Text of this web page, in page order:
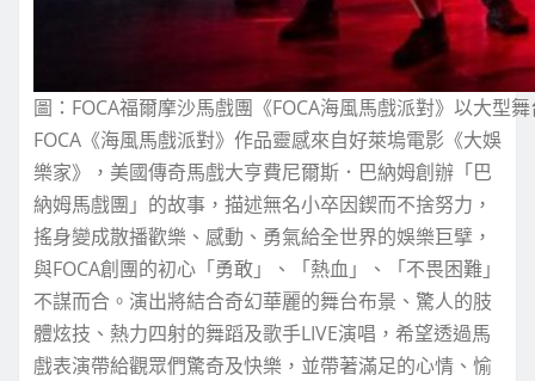
圖：FOCA福爾摩沙馬戲團《FOCA海風馬戲派對》以大型
FOCA《海風馬戲派對》作品靈感來自好萊塢電影《大娛
樂家》，美國傳奇馬戲大亨費尼爾斯．巴納姆創辦「巴
納姆馬戲團」的故事，描述無名小卒因鍥而不捨努力，
搖身變成散播歡樂、感動、勇氣給全世界的娛樂巨擘，
與FOCA創團的初心「勇敢」、「熱血」、「不畏困難」
不謀而合。演出將結合奇幻華麗的舞台布景、驚人的肢
體炫技、熱力四射的舞蹈及歌手LIVE演唱，希望透過馬
戲表演帶給觀眾們驚奇及快樂，並帶著滿足的心情、愉